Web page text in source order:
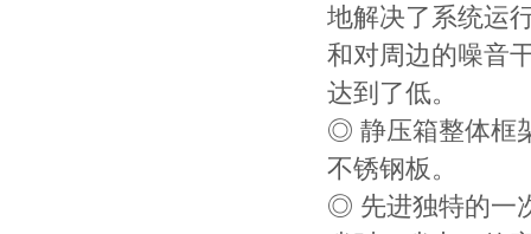
地解决了系统运
和对周边的噪音
达到了低。
◎ 静压箱整体框
不锈钢板。
◎ 先进独特的一